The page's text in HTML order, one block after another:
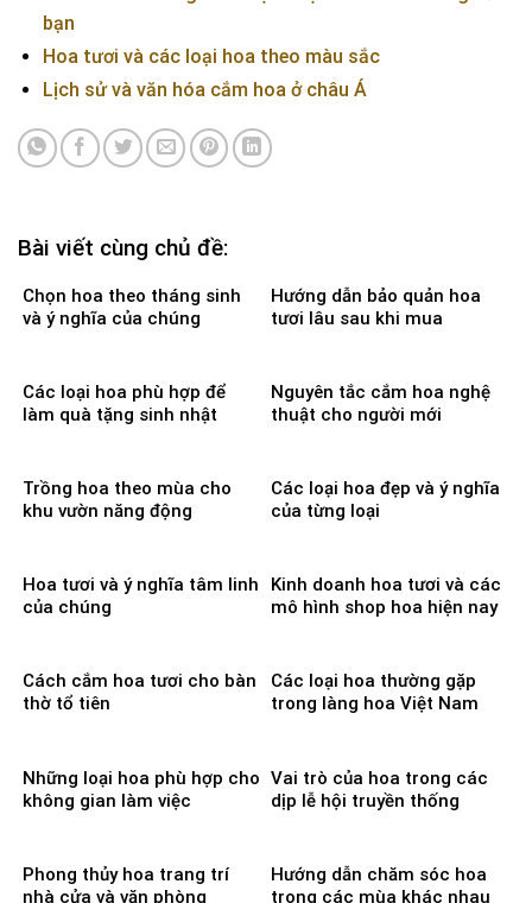
bạn
Hoa tươi và các loại hoa theo màu sắc
Lịch sử và văn hóa cắm hoa ở châu Á
Bài viết cùng chủ đề:
Chọn hoa theo tháng sinh
và ý nghĩa của chúng
Hướng dẫn bảo quản hoa
tươi lâu sau khi mua
Các loại hoa phù hợp để
làm quà tặng sinh nhật
Nguyên tắc cắm hoa nghệ
thuật cho người mới
Trồng hoa theo mùa cho
khu vườn năng động
Các loại hoa đẹp và ý nghĩa
của từng loại
Hoa tươi và ý nghĩa tâm linh
của chúng
Kinh doanh hoa tươi và các
mô hình shop hoa hiện nay
Cách cắm hoa tươi cho bàn
thờ tổ tiên
Các loại hoa thường gặp
trong làng hoa Việt Nam
Những loại hoa phù hợp cho
không gian làm việc
Vai trò của hoa trong các
dịp lễ hội truyền thống
Phong thủy hoa trang trí
nhà cửa và văn phòng
Hướng dẫn chăm sóc hoa
trong các mùa khác nhau